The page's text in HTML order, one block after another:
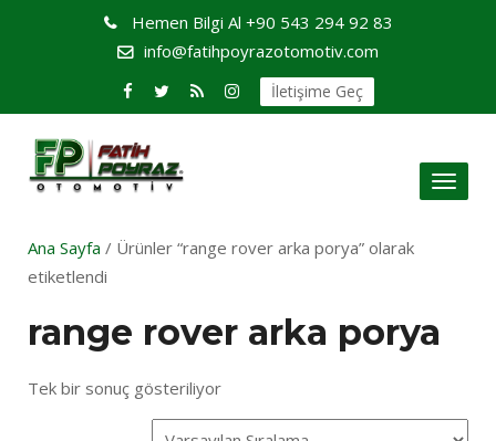
Hemen Bilgi Al +90 543 294 92 83
info@fatihpoyrazotomotiv.com
İletişime Geç
Toggle
Ana Sayfa / Ürünler “range rover arka porya” olarak
etiketlendi
range rover arka porya
Tek bir sonuç gösteriliyor